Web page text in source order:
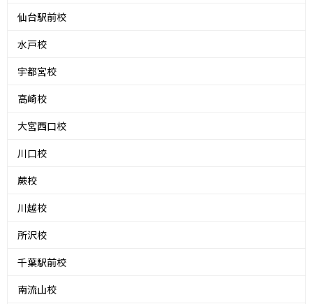
仙台駅前校
水戸校
宇都宮校
高崎校
大宮西口校
川口校
蕨校
川越校
所沢校
千葉駅前校
南流山校